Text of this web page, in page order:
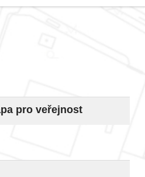
pro veřejnost